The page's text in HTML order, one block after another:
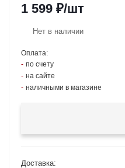
1 599 ₽/шт
Нет в наличии
Оплата:
по счету
на сайте
наличными в магазине
Доставка: